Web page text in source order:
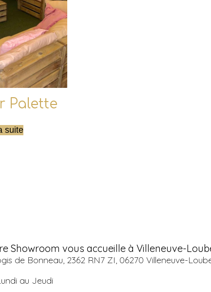
Palette
suite
Showroom vous accueille à Villeneuve-
de Bonneau, 2362 RN7 ZI, 06270 Villeneuve-
au Jeudi